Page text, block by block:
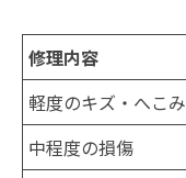
修理内容
軽度のキズ・へこみ
中程度の損傷